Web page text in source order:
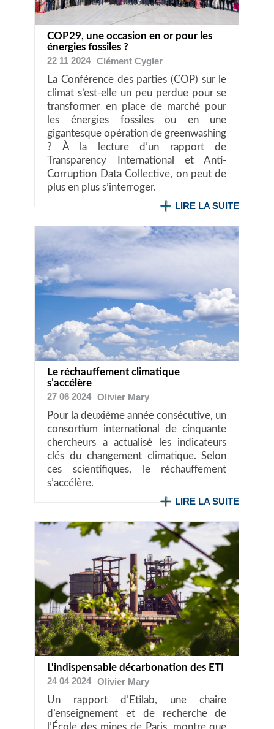
COP29, une occasion en or pour les
énergies fossiles ?
22 11 2024 ClémentCygler
La Conférence des parties (COP) sur le
climat s’est-elle un peu perdue pour se
transformer en place de marché pour
les énergies fossiles ou en une
gigantesque opération de greenwashing
? À la lecture d’un rapport de
Transparency International et Anti-
Corruption Data Collective, on peut de
plus en plus s’interroger.
LIRE LA SUITE
Le réchauffement climatique
s’accélère
27 06 2024 Olivier Mary
Pour la deuxième année consécutive, un
consortium international de cinquante
chercheurs a actualisé les indicateurs
clés du changement climatique. Selon
ces scientifiques, le réchauffement
s’accélère.
LIRE LA SUITE
L'indispensable décarbonation des ETI
24 04 2024 Olivier Mary
Un rapport d’Etilab, une chaire
d’enseignement et de recherche de